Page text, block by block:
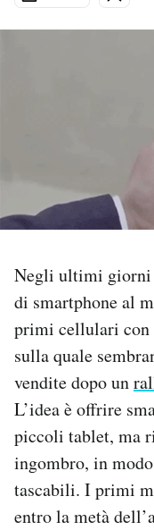
I MIEI PREFERITI
SHOP
CALENDARIO
AREA PERSONALE
Newsletter
Notifiche mobile
Regala il Post
Hai bisogno di
Negli ultimi giorni
di smartphone al
primi cellulari con
sulla quale
vendite dopo un
L’idea è offrire
piccoli tablet, ma
ingombro, in
tascabili. I primi
entro la metà